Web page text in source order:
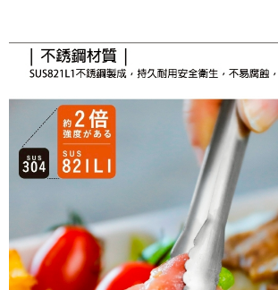
流程，驗證手機門號後，選擇欲分期的期數、繳款截
成交易。
3.實際核准額度、可分期數及費用金額請依後續交易確
4.訂單成立30分鐘內，如未前往確認交易或遇審核未
法說明評估內容。
【繳款方式說明】
1.分期款項不併入電信帳單，「大哥付你分期」於每月
醒簡訊。
2.透過簡訊連結打開帳單後，可選擇「超商條碼／台
帳／街口支付／iPASS MONEY」等通路繳費。
【注意事項】
1.本服務係由「台灣大哥大股份有限公司」（以下簡
用戶於交易時，得透過本服務購買商品或服務，並由
買賣價金債權讓與本公司後，依約使用本公司帳單繳
2.基於同意付款使用「大哥付你分期」之契約關係目
AFTEE先享後付是「在收到商品之後才付款」的支付
便利好安心！
２．便利：只要手機號碼，簡訊認證，即可結帳。
３．安心：先確認商品／服務後，再付款。
【「AFTEE先享後付」結帳流程】
１．於結帳方式選擇「AFTEE先享後付」後，將跳轉
結帳頁面，進行簡訊認證並確認金額後，即可完成結帳
２．訂單成立數日內，您將收到繳費通知簡訊。
３．收到繳費通知簡訊後14天內，點擊此簡訊中的連
ATM／網路銀行／等多元方式進行付款，方視為交易
※ 請注意：結帳手續完成當下不需立刻繳費，但若您
購買商品的店家。未經商家同意取消之訂單仍視為有
後付繳納相關費用。
ATM付款
付款後全家取貨
每筆NT$70，滿NT$899(含以上)免運費
付款後7-11取貨
每筆NT$70，滿NT$899(含以上)免運費
宅配
每筆NT$100，滿NT$1,000(含以上)免運費